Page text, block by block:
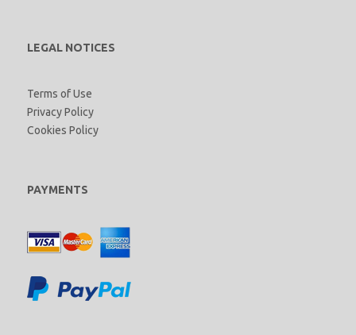
LEGAL NOTICES
Terms of Use
Privacy Policy
Cookies Policy
PAYMENTS